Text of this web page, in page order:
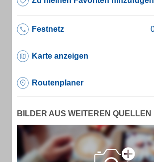
Festnetz
Karte anzeigen
Routenplaner
BILDER AUS WEITEREN QUELLEN